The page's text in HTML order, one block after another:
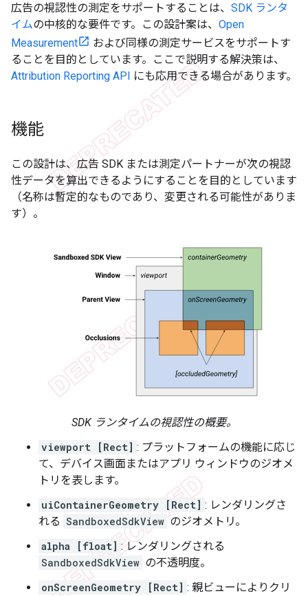
広告の視認性の測定をサポートすることは、 SDK ランタ
イムの中核的な要件です。この設計案は、 Open
Measurement
および同様の測定サービスをサポートす
ることを目的としています。ここで説明する解決策は、
Attribution Reporting API にも応用できる場合があります。
機能
この設計は、広告 SDK または測定パートナーが次の視認
性データを算出できるようにすることを目的としています
（名称は暫定的なものであり、変更される可能性がありま
す）。
SDK ランタイムの視認性の概要。
viewport [Rect] : プラットフォームの機能に応じ
て、デバイス画面またはアプリ ウィンドウのジオメ
トリを表します。
uiContainerGeometry [Rect] : レンダリングさ
れる SandboxedSdkView のジオメトリ。
alpha [float] : レンダリングされる
SandboxedSdkView の不透明度。
onScreenGeometry [Rect] : 親ビューによりクリ